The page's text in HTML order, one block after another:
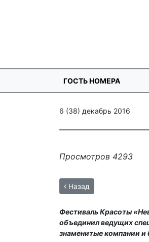
ГОСТЬ НОМЕРА
6 (38) декабрь 2016
Просмотров 4293
Назад
Фестиваль Красоты
объединил ведущих
знаменитые компании и